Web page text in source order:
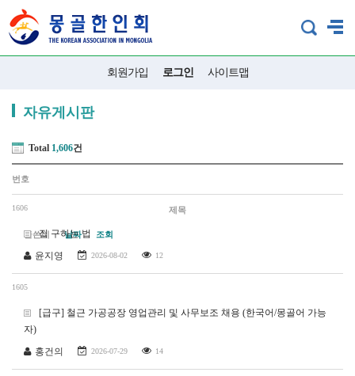
회원가입 로그인 사이트맵
자유게시판
Total 1,606건
번호
제목
글쓴이 날짜 조회
1606
집 구하는 법
윤지영
2026-08-02 12
1605
[급구] 철근 가공공장 영업관리 및 사무보조 채용 (한국어/몽골어 가능
자)
홍건의
2026-07-29 14